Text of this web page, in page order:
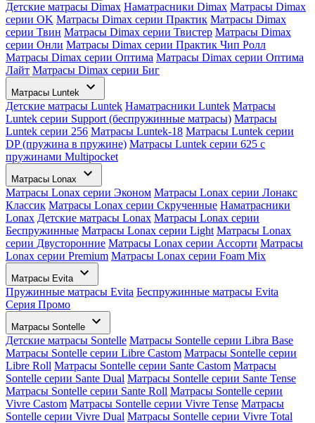
Детские матрасы Dimax Наматрасники Dimax Матрасы Dimax
серии OK Матрасы Dimax серии Практик Матрасы Dimax
серии Твин Матрасы Dimax серии Твистер Матрасы Dimax
серии Онли Матрасы Dimax серии Практик Чип Ролл
Матрасы Dimax серии Оптима Матрасы Dimax серии Оптима
Лайт Матрасы Dimax серии Биг
Матрасы Luntek
Детские матрасы Luntek Наматрасники Luntek Матрасы
Luntek серии Support (беспружинные матрасы) Матрасы
Luntek серии 256 Матрасы Luntek-18 Матрасы Luntek серии
DP (пружина в пружине) Матрасы Luntek серии 625 с
пружинами Multipocket
Матрасы Lonax
Матрасы Lonax серии Эконом Матрасы Lonax серии Лонакс
Классик Матрасы Lonax серии Скрученные Наматрасники
Lonax Детские матрасы Lonax Матрасы Lonax серии
Беспружинные Матрасы Lonax серии Light Матрасы Lonax
серии Двусторонние Матрасы Lonax серии Ассорти Матрасы
Lonax серии Premium Матрасы Lonax серии Foam Mix
Матрасы Evita
Пружинные матрасы Evita Беспружинные матрасы Evita
Серия Промо
Матрасы Sontelle
Детские матрасы Sontelle Матрасы Sontelle серии Libra Base
Матрасы Sontelle серии Libre Castom Матрасы Sontelle серии
Libre Roll Матрасы Sontelle серии Sante Castom Матрасы
Sontelle серии Sante Dual Матрасы Sontelle серии Sante Tense
Матрасы Sontelle серии Sante Roll Матрасы Sontelle серии
Vivre Castom Матрасы Sontelle серии Vivre Tense Матрасы
Sontelle серии Vivre Dual Матрасы Sontelle серии Vivre Total